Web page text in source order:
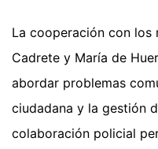
La cooperación con
Cadrete y María de
abordar problemas
ciudadana y la gestión
colaboración policial